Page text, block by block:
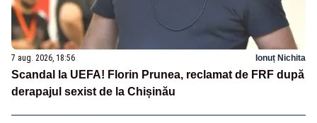
7 aug. 2026, 18:56 Ionuț Nichita
Scandal la UEFA! Florin Prunea, reclamat de FRF după
derapajul sexist de la Chișinău